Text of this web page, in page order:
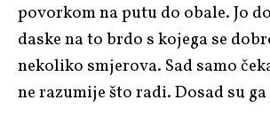
povorkom na putu do obale. Jo
daske na to brdo s kojega se
nekoliko smjerova. Sad samo
ne razumije što radi. Dosad su